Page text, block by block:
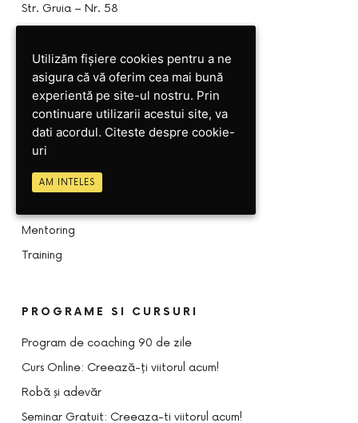
Str. Gruia – Nr. 58
+40-753-639-038
contact@topcoaching.ro
SERVICII
Ce iti oferim
Mentoring
Training
PROGRAME SI CURSURI
Program de coaching 90 de zile
Curs Online: Creează-ţi viitorul acum!
Robă și adevăr
Seminar Gratuit: Creeaza-ti viitorul acum!
Utilizăm fișiere cookies pentru a ne
asigura că vă oferim cea mai bună
experientă pe site-ul nostru. Prin
continuare utilizarii acestui site, va
dati acordul. Citeste despre cookie-
uri
AM INTELES